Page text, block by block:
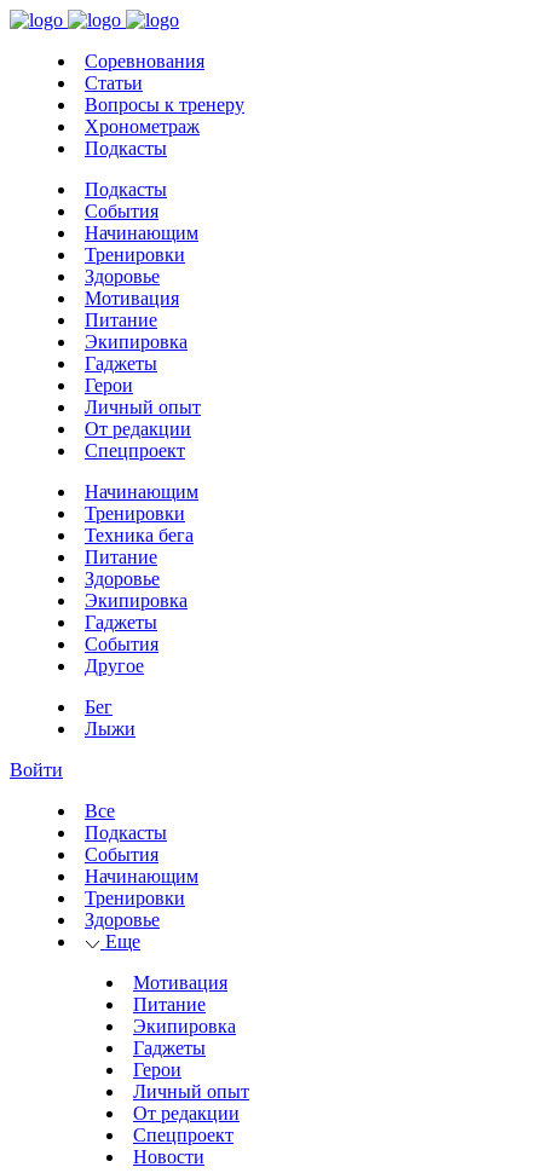
Соревнования
Статьи
Вопросы к тренеру
Хронометраж
Подкасты
Подкасты
События
Начинающим
Тренировки
Здоровье
Мотивация
Питание
Экипировка
Гаджеты
Герои
Личный опыт
От редакции
Спецпроект
Начинающим
Тренировки
Техника бега
Питание
Здоровье
Экипировка
Гаджеты
События
Другое
Бег
Лыжи
Войти
Все
Подкасты
События
Начинающим
Тренировки
Здоровье
Еще
Мотивация
Питание
Экипировка
Гаджеты
Герои
Личный опыт
От редакции
Спецпроект
Новости